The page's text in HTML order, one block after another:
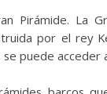
Pirámide. La
por el rey
puede acceder